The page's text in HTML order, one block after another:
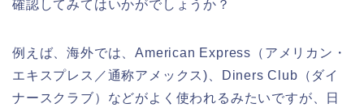
確認してみてはいかがでしょうか？
例えば、海外では、American Express（アメリカン・
エキスプレス／通称アメックス)、Diners Club（ダイ
ナースクラブ）などがよく使われるみたいですが、日